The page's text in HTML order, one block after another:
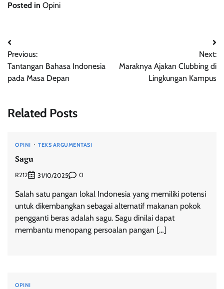
Posted in Opini
Post
navigation
Previous:
Tantangan Bahasa Indonesia
pada Masa Depan
Next:
Maraknya Ajakan Clubbing di
Lingkungan Kampus
Related Posts
OPINI TEKS ARGUMENTASI
Sagu
R212 31/10/2025 0
Salah satu pangan lokal Indonesia yang memiliki potensi
untuk dikembangkan sebagai alternatif makanan pokok
pengganti beras adalah sagu. Sagu dinilai dapat
membantu menopang persoalan pangan […]
OPINI